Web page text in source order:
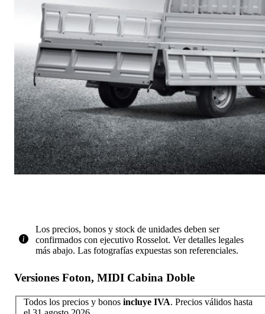
Los precios, bonos y stock de unidades deben ser
confirmados con ejecutivo Rosselot. Ver detalles legales
más abajo. Las fotografías expuestas son referenciales.
Versiones Foton, MIDI Cabina Doble
Todos los precios y bonos incluye IVA. Precios válidos hasta